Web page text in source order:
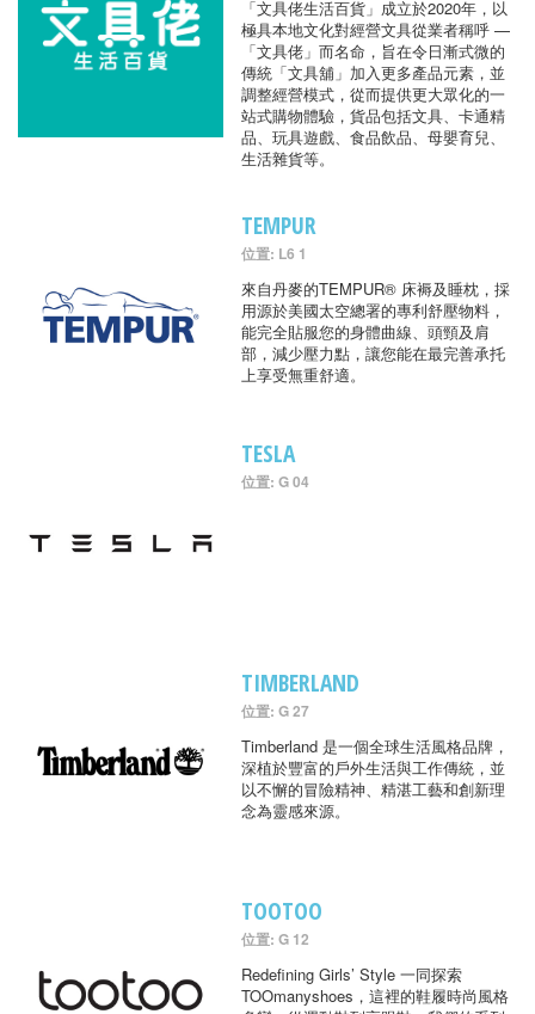
「文具佬生活百貨」成立於2020年，以
極具本地文化對經營文具從業者稱呼 —
「文具佬」而名命，旨在令日漸式微的
傳統「文具舖」加入更多產品元素，並
調整經營模式，從而提供更大眾化的一
站式購物體驗，貨品包括文具、卡通精
品、玩具遊戲、食品飲品、母嬰育兒、
生活雜貨等。
TEMPUR
位置: L6 1
來自丹麥的TEMPUR® 床褥及睡枕，採
用源於美國太空總署的專利舒壓物料，
能完全貼服您的身體曲線、頭頸及肩
部，減少壓力點，讓您能在最完善承托
上享受無重舒適。
TESLA
位置: G 04
TIMBERLAND
位置: G 27
Timberland 是一個全球生活風格品牌，
深植於豐富的戶外生活與工作傳統，並
以不懈的冒險精神、精湛工藝和創新理
念為靈感來源。
TOOTOO
位置: G 12
Redefining Girls’ Style 一同探索
TOOmanyshoes，這裡的鞋履時尚風格